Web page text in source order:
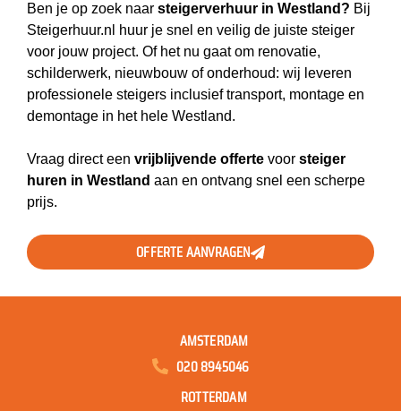
Ben je op zoek naar steigerverhuur in Westland? Bij
Steigerhuur.nl huur je snel en veilig de juiste steiger
voor jouw project. Of het nu gaat om renovatie,
schilderwerk, nieuwbouw of onderhoud: wij leveren
professionele steigers inclusief transport, montage en
demontage in het hele Westland.
Vraag direct een vrijblijvende offerte voor steiger
huren in Westland aan en ontvang snel een scherpe
prijs.
OFFERTE AANVRAGEN
AMSTERDAM
020 8945046
ROTTERDAM